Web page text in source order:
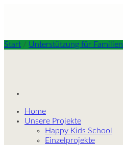
Home
Unsere Projekte
Happy Kids School
Einzelprojekte
Start / Unterstützung für Familien